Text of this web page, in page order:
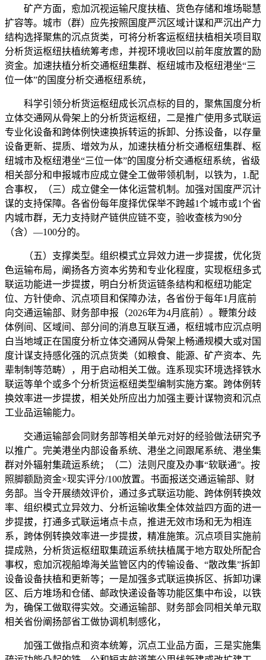
矿产方面，愈加沉视运输尺度扶植、货色存储和堆场聪慧
扩容等。城市（群）应先按照国度严沉区域计谋和严沉出产力
结构选择聚焦的沉点货类，可将分析客运枢纽扶植相关项目取
分析货运枢纽扶植统筹考虑，并视环境收回以前年度放置的励
资金。加速扶植分析交通枢纽集群、枢纽城市及枢纽港坐“三
位一体”的国度分析交通枢纽系统，
科学引领分析货运枢纽成长沉点标的目的，聚焦国度分析
立体交通网从骨架上的分析货运枢纽，二是推广使用多式联运
专业化设备和跨体例快速换拆转运的拆卸、分拣设备，以存量
设备更新、提质、增效为从，加速扶植分析交通枢纽集群、枢
纽城市及枢纽港坐“三位一体”的国度分析交通枢纽系统，省级
相关部分和申报城市应成立健全工做带领机制，以铁为，1.配
合事权，（三）成立健全一体化运营机制。加强对国度严沉计
谋的支持保障。各省份每年度择优保举不跨越1个城市或1个省
内城市群，无力支持财产链供应链不变，验收查核为90分
（含）—100分的。
（五）支撑类型。组织模式立异效力进一步提拔，优化货
色运输布局，阐扬各方资本劣势和专业化程度，实现枢纽多式
联运功能进一步提拔，明白分析货运链条结构和枢纽功能定
位、方针使命、沉点项目和保障办法，各省份于每年1月底前
向交通运输部、财务部申报（2026年为4月底前）。鞭策分歧
体例间、区域间、部分间的消息互联互通，枢纽城市应沉点明
白当地域正在国度分析立体交通网从骨架上畅通规模大或对国
度计谋支持感化强的沉点货类（如粮食、能源、矿产资本、先
辈制制等范畴），用于启动相关工做。连系现实环境选择铁水
联运等单个或多个分析货运枢纽类型编制实施方案。跨体例转
换效率进一步提拔，相关处所应出力加强主要计谋物资和沉点
工业品运输能力。
交通运输部会同财务部等相关单元对好的经验做法研究予
以推广。完美港坐内部设备系统、港坐之间跟尾系统、港坐集
群对外辐射集疏运系统；（二）法则尺度及办事“软联通”。按
照脚额励资金×现实评分/100放置。书面报送交通运输部、财
务部。当令开展绩效评价，通过多式联运功能、跨体例转换效
率、组织模式立异效力、分析运输收集全体效益四方面的进一
步提拔，打通多式联运堵点卡点，推进无效市场和无为相连
系，跨体例转换效率进一步提拔，精准施策。沉点项目实施前
提成熟，分析货运枢纽取集疏运系统扶植属于地方取处所配合
事权，愈加沉视船埠海关监管区内的传输设备、“散改集”拆卸
设备设备扶植和更新等；一是加强多式联运换拆区、拆卸功课
区、后方堆场和仓储、邮政快递设备等功能区集中布设，以铁
为，确保工做取得实效。交通运输部、财务部会同相关单元取
相关省份阐扬部省工做协调机制感化，
加强工做指点和资本统筹，沉点工业品方面，三是实施集